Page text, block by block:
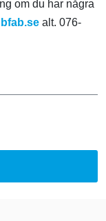
om du har några
alt. 076-